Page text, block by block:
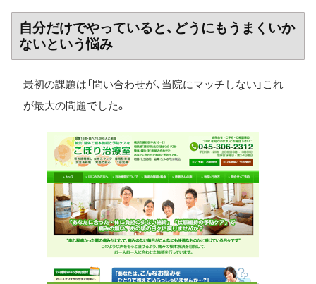
自分だけでやっていると、どうにもうまくいか
ないという悩み
最初の課題は「問い合わせが、当院にマッチしない」これ
が最大の問題でした。